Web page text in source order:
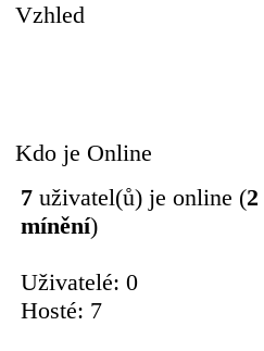
Vzhled
Kdo je Online
7 uživatel(ů) je online (2
mínění)
Uživatelé: 0
Hosté: 7